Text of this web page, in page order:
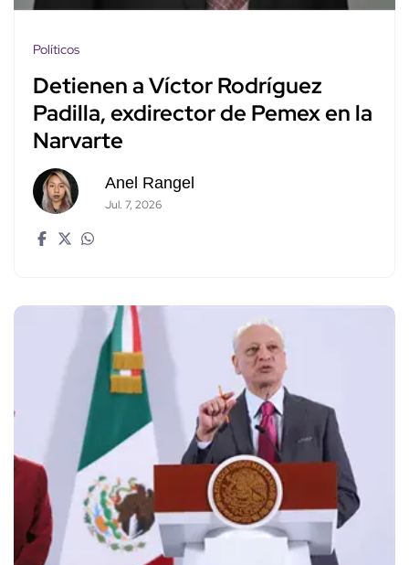
Políticos
Detienen a Víctor Rodríguez
Padilla, exdirector de Pemex en la
Narvarte
Anel Rangel
Jul. 7, 2026